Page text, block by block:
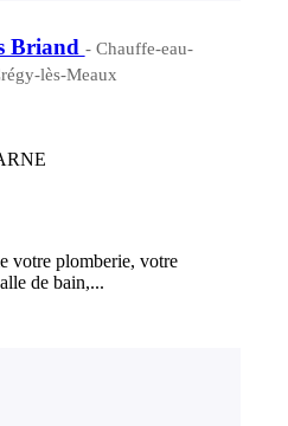
Briand - Chauffe-eau-
lès-Meaux
votre plomberie, votre
de bain,...